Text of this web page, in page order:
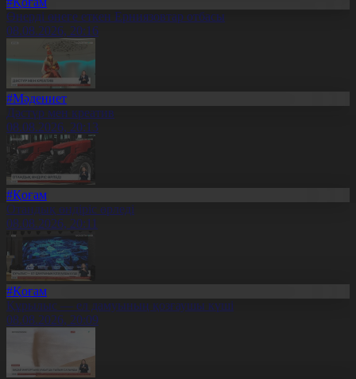
Өнерді өнеге еткен Ерниязовтар отбасы
08.08.2026, 20:16
#Мәдениет
Дәстүр мен креатив
08.08.2026, 20:13
#Қоғам
Отандық өндіріс өрледі
08.08.2026, 20:11
#Қоғам
Құрылыс — ел дамуының қозғаушы күші
08.08.2026, 20:09